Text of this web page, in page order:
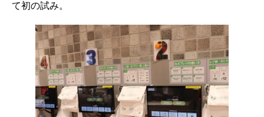
て初の試み。